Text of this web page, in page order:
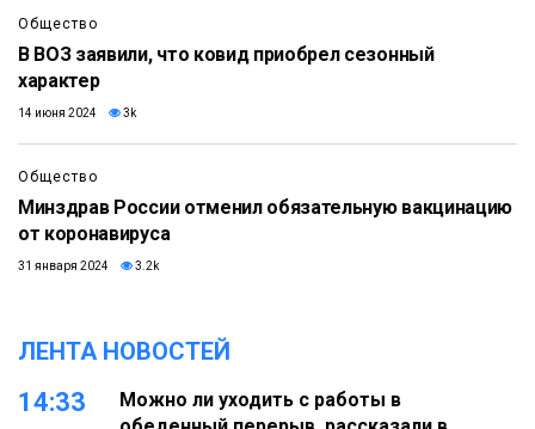
Общество
В ВОЗ заявили, что ковид приобрел сезонный
характер
14 июня 2024 3k
Общество
Минздрав России отменил обязательную вакцинацию
от коронавируса
31 января 2024 3.2k
ЛЕНТА НОВОСТЕЙ
14:33
Можно ли уходить с работы в